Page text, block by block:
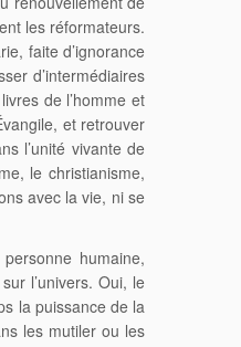
les réformateurs.
faite d’ignorance
d’intermédiaires
de l’homme et
et retrouver
l’unité vivante de
le christianisme,
avec la vie, ni se
humaine,
l’univers. Oui, le
la puissance de la
les mutiler ou les